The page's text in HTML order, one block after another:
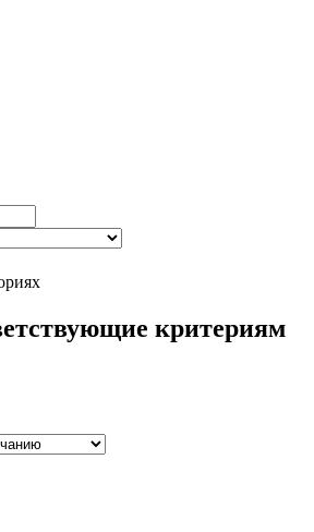
критериям